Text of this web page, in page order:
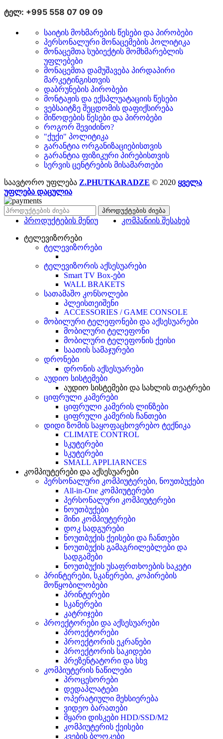
ტელ: +995 558 07 09 09
საიტის მოხმარების წესები და პირობები
პერსონალური მონაცემების პოლიტიკა
მონაცემთა სუბიექტის მომხმარებლის
უფლებები
მონაცემთა დამუშავება პირდაპირი
მარკეტინგისთვის
დაბრუნების პირობები
მონტაჟის და ექსპლუატაციის წესები
ვებსაიტზე შეცდომის დაფიქსირება
მიწოდების წესები და პირობები
როგორ შევიძინო?
"ქუქი" პოლიტიკა
გარანტია ორგანიზაციებისთვის
გარანტია ფიზიკური პირებისთვის
სერვის ცენტრების მისამართები
საავტორო უფლება Z.PHUTKARADZE © 2020 ყველა
უფლება დაცულია
პროდუქტების ძიება
კომპანიის შესახებ
პროდუქტების მენიუ
ტელევიზორები
ტელევიზორები
ტელევიზორის აქსესუარები
Smart TV Box-ები
WALL BRAKETS
სათამაშო კონსოლები
პლეისთეიშენი
ACCESSORIES / GAME CONSOLE
მობილური ტელეფონები და აქსესუარები
მობილური ტელეფონი
მობილური ტელეფონის ქეისი
საათის სამაჯურები
დრონები
დრონის აქსესუარები
აუდიო სისტემები
აუდიო სისტემები და სახლის თეატრები
ციფრული კამერები
ციფრული კამერის ლინზები
ციფრული კამერის ჩანთები
დიდი ზომის საყოფაცხოვრებო ტექნიკა
CLIMATE CONTROL
სკუტერები
სკუტერები
SMALL APPLIARNCES
კომპიუტერები და აქსესუარები
პერსონალური კომპიუტერები, ნოუთბუქები
All-in-One კომპიუტერები
პერსონალური კომპიუტერები
ნოუთბუქები
მინი კომპიუტერები
დოკ სადგურები
ნოუთბუქის ქეისები და ჩანთები
ნოუთბუქის გამაგრილებლები და
სადგამები
ნოუთბუქის უსაფრთხოების საკეტი
პრინტერები, სკანერები, კოპირების
მოწყობილობები
პრინტერები
სკანერები
კატრიჯები
პროექტორები და აქსესუარები
პროექტორები
პროექტორის ეკრანები
პროექტორის საკიდები
პრეზენტატორი და სხვ
კომპიუტერის ნაწილები
პროცესორები
დედაპლატები
ოპერატიული მეხსიერება
ვიდეო ბარათები
მყარი დისკები HDD/SSD/M2
კომპიუტერის ქეისები
კვების ბლოკები